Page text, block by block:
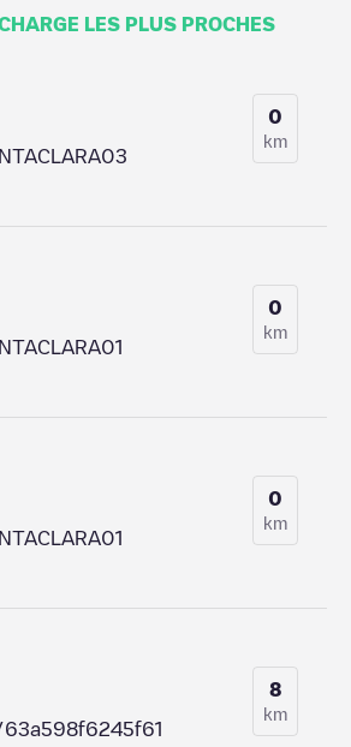
LES PLUS PROCHES
0
km
0
km
0
km
63a598f6245f61
8
km